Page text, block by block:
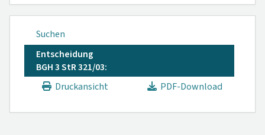
Suchen
Entscheidung
BGH 3 StR 321/03:
Druckansicht
PDF-Download